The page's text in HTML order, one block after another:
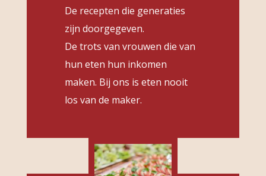
De recepten die generaties
zijn doorgegeven.
De trots van vrouwen die van
hun eten hun inkomen
maken. Bij ons is eten nooit
los van de maker.